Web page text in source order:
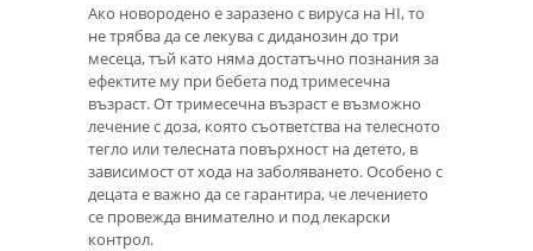
Ако новородено е заразено с вируса на HI, то
не трябва да се лекува с диданозин до три
месеца, тъй като няма достатъчно познания за
ефектите му при бебета под тримесечна
възраст. От тримесечна възраст е възможно
лечение с доза, която съответства на телесното
тегло или телесната повърхност на детето, в
зависимост от хода на заболяването. Особено с
децата е важно да се гарантира, че лечението
се провежда внимателно и под лекарски
контрол.